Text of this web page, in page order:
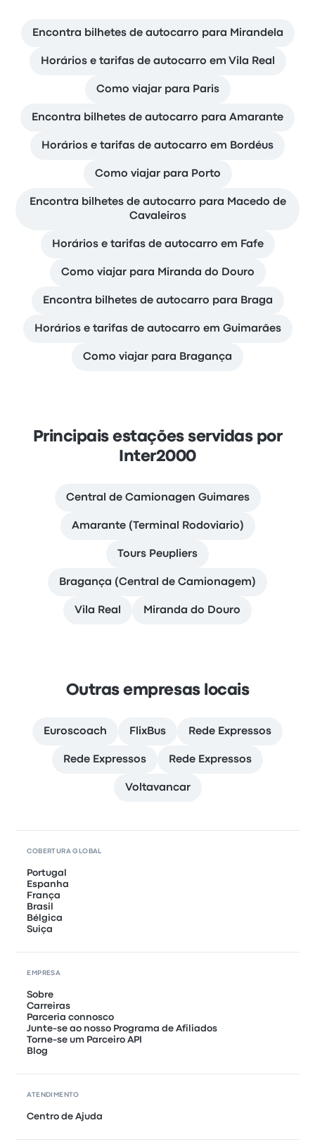
Encontra bilhetes de autocarro para Mirandela
Horários e tarifas de autocarro em Vila Real
Como viajar para Paris
Encontra bilhetes de autocarro para Amarante
Horários e tarifas de autocarro em Bordéus
Como viajar para Porto
Encontra bilhetes de autocarro para Macedo de
Cavaleiros
Horários e tarifas de autocarro em Fafe
Como viajar para Miranda do Douro
Encontra bilhetes de autocarro para Braga
Horários e tarifas de autocarro em Guimarães
Como viajar para Bragança
Principais estações servidas por
Inter2000
Central de Camionagen Guimares
Amarante (Terminal Rodoviario)
Tours Peupliers
Bragança (Central de Camionagem)
Vila Real Miranda do Douro
Outras empresas locais
Euroscoach FlixBus Rede Expressos
Rede Expressos Rede Expressos
Voltavancar
COBERTURA GLOBAL
Portugal
Espanha
França
Brasil
Bélgica
Suiça
EMPRESA
Sobre
Carreiras
Parceria connosco
Junte-se ao nosso Programa de Afiliados
Torne-se um Parceiro API
Blog
ATENDIMENTO
Centro de Ajuda